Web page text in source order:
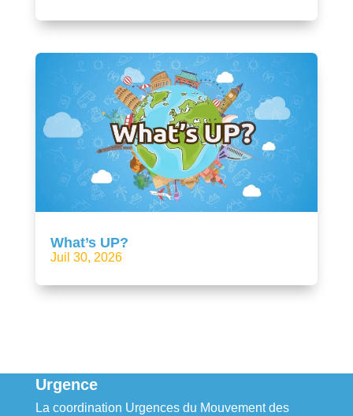
What’s UP?
Juil 30, 2026
Urgence
La coordination Urgences du Mouvement des